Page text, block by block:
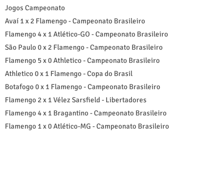
Jogos Campeonato
Avaí 1 x 2 Flamengo - Campeonato Brasileiro
Flamengo 4 x 1 Atlético-GO - Campeonato Brasileiro
São Paulo 0 x 2 Flamengo - Campeonato Brasileiro
Flamengo 5 x 0 Athletico - Campeonato Brasileiro
Athletico 0 x 1 Flamengo - Copa do Brasil
Botafogo 0 x 1 Flamengo - Campeonato Brasileiro
Flamengo 2 x 1 Vélez Sarsfield - Libertadores
Flamengo 4 x 1 Bragantino - Campeonato Brasileiro
Flamengo 1 x 0 Atlético-MG - Campeonato Brasileiro